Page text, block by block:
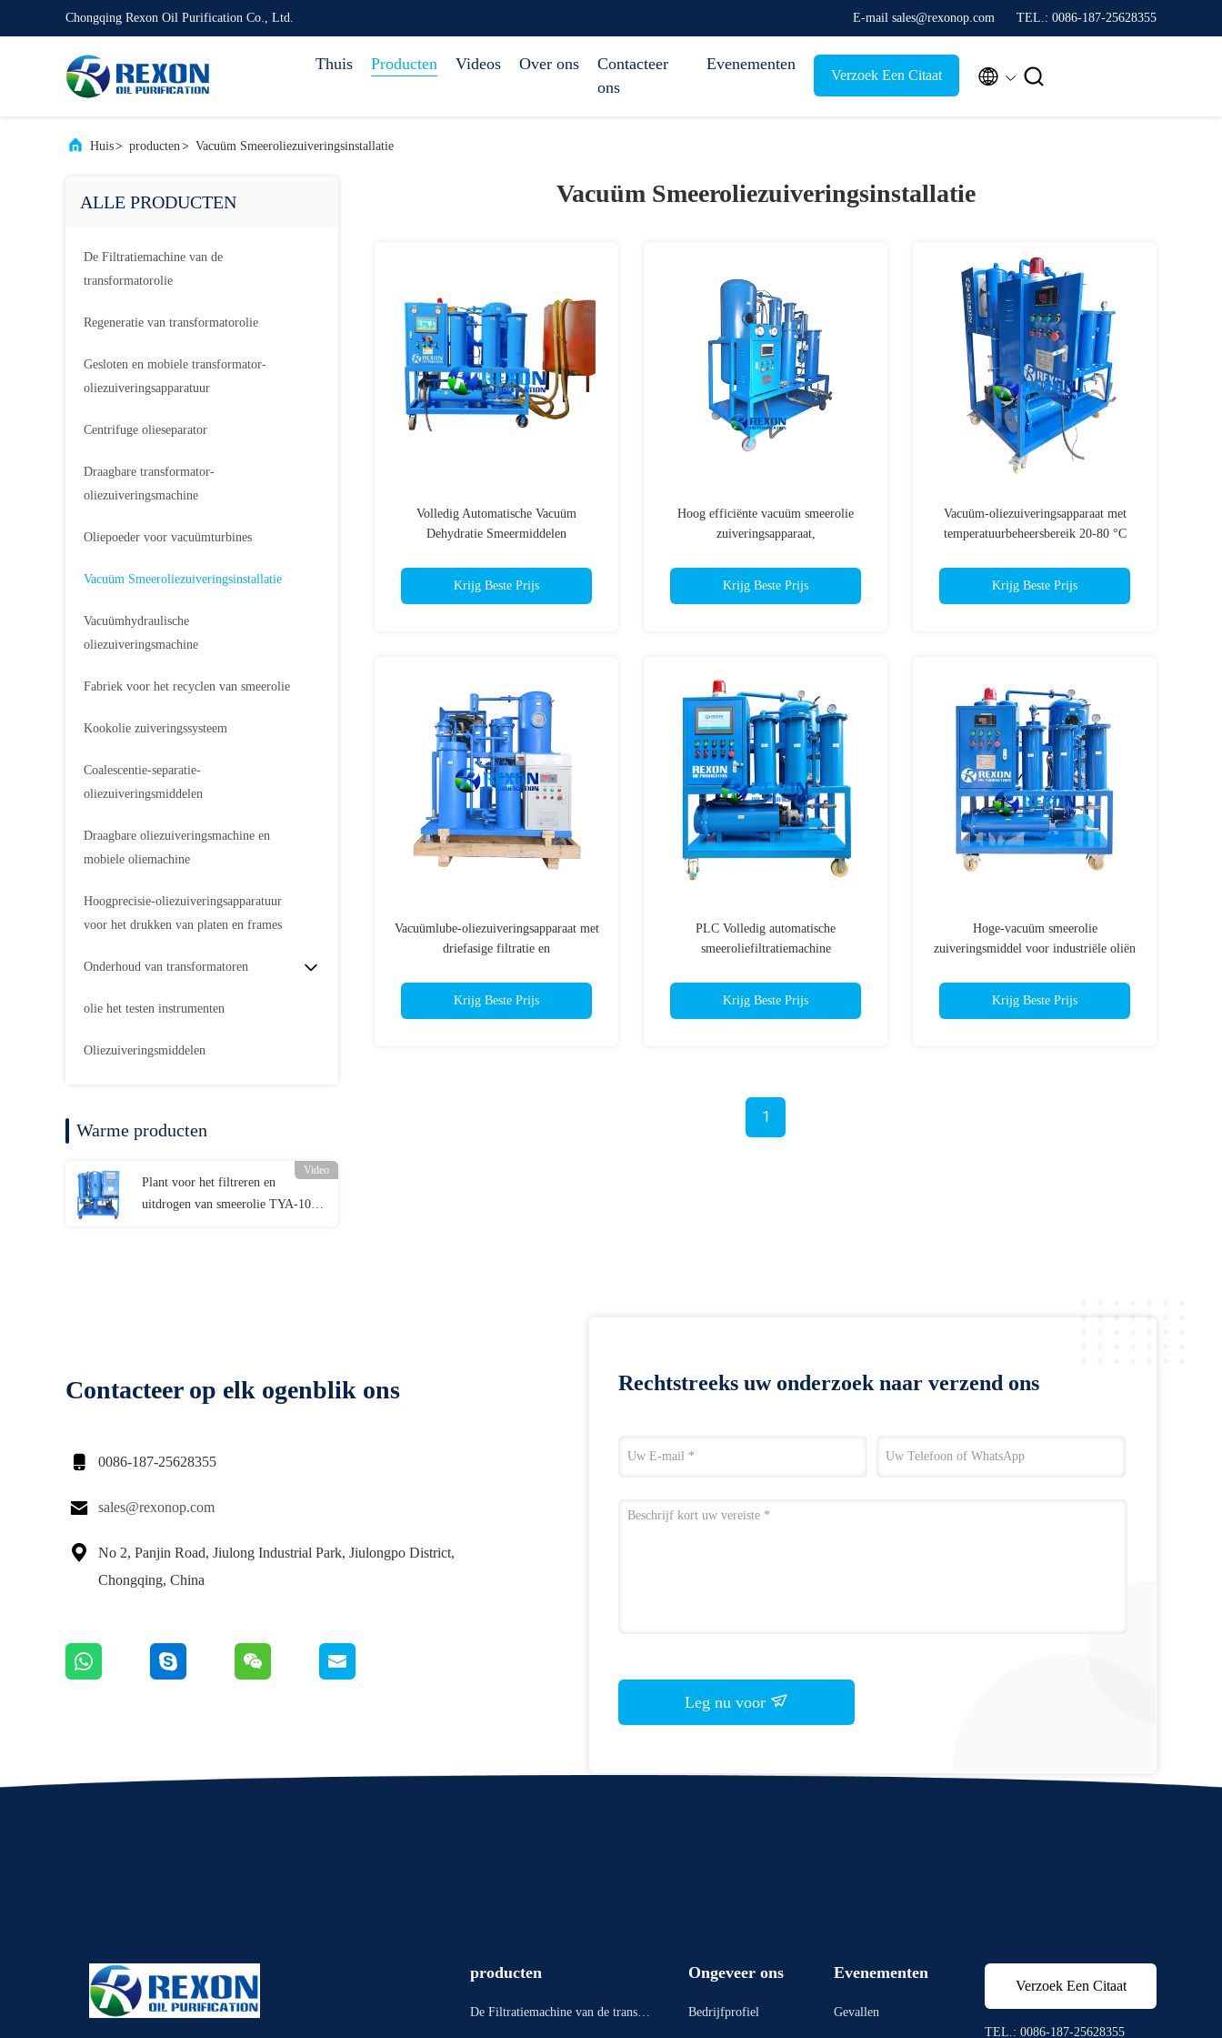
Chongqing Rexon Oil Purification Co., Ltd. E-mail sales@rexonop.com TEL.: 0086-187-25628355
Thuis Producten Videos Over ons
Contacteer
ons
Evenementen
Verzoek Een Citaat  
Huis> producten> Vacuüm Smeeroliezuiveringsinstallatie
ALLE PRODUCTEN
De Filtratiemachine van de
transformatorolie
Regeneratie van transformatorolie
Gesloten en mobiele transformator-
oliezuiveringsapparatuur
Centrifuge olieseparator
Draagbare transformator-
oliezuiveringsmachine
Oliepoeder voor vacuümturbines
Vacuüm Smeeroliezuiveringsinstallatie
Vacuümhydraulische
oliezuiveringsmachine
Fabriek voor het recyclen van smeerolie
Kookolie zuiveringssysteem
Coalescentie-separatie-
oliezuiveringsmiddelen
Draagbare oliezuiveringsmachine en
mobiele oliemachine
Hoogprecisie-oliezuiveringsapparatuur
voor het drukken van platen en frames
Onderhoud van transformatoren
olie het testen instrumenten
Oliezuiveringsmiddelen
Warme producten
Video
Plant voor het filtreren en
uitdrogen van smeerolie TYA-10
Vacuüm Smeeroliezuiveringsinstallatie
Volledig Automatische Vacuüm
Dehydratie Smeermiddelen
Krijg Beste Prijs
Hoog efficiënte vacuüm smeerolie
zuiveringsapparaat,
Krijg Beste Prijs
Vacuüm-oliezuiveringsapparaat met
temperatuurbeheersbereik 20-80 °C
Krijg Beste Prijs
Vacuümlube-oliezuiveringsapparaat met
driefasige filtratie en
Krijg Beste Prijs
PLC Volledig automatische
smeeroliefiltratiemachine
Krijg Beste Prijs
Hoge-vacuüm smeerolie
zuiveringsmiddel voor industriële oliën
Krijg Beste Prijs
1
Contacteer op elk ogenblik ons
 0086-187-25628355
 sales@rexonop.com

No 2, Panjin Road, Jiulong Industrial Park, Jiulongpo District,
Chongqing, China
Rechtstreeks uw onderzoek naar verzend ons
Leg nu voor
producten
De Filtratiemachine van de transfo
Ongeveer ons
Bedrijfprofiel
Evenementen
Gevallen
Verzoek Een Citaat
TEL.: 0086-187-25628355